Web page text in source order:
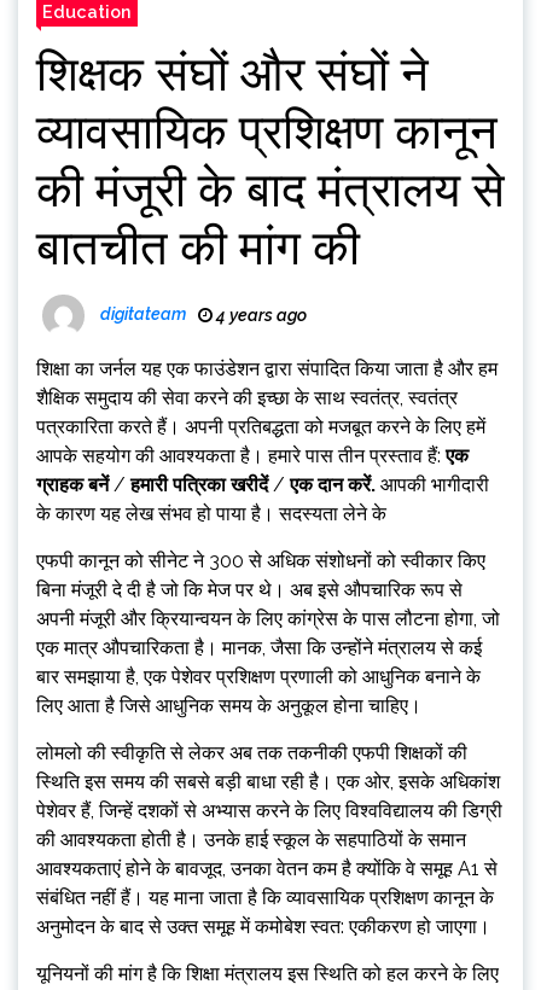
Education
शिक्षक संघों और संघों ने
व्यावसायिक प्रशिक्षण कानून
की मंजूरी के बाद मंत्रालय से
बातचीत की मांग की
digitateam 4 years ago
शिक्षा का जर्नल यह एक फाउंडेशन द्वारा संपादित किया जाता है और हम
शैक्षिक समुदाय की सेवा करने की इच्छा के साथ स्वतंत्र, स्वतंत्र
पत्रकारिता करते हैं। अपनी प्रतिबद्धता को मजबूत करने के लिए हमें
आपके सहयोग की आवश्यकता है। हमारे पास तीन प्रस्ताव हैं:एक
ग्राहक बनें/हमारी पत्रिका खरीदें/एक दान करें. आपकी भागीदारी
के कारण यह लेख संभव हो पाया है। सदस्यता लेने के
एफपी कानून को सीनेट ने 300 से अधिक संशोधनों को स्वीकार किए
बिना मंजूरी दे दी है जो कि मेज पर थे। अब इसे औपचारिक रूप से
अपनी मंजूरी और क्रियान्वयन के लिए कांग्रेस के पास लौटना होगा, जो
एक मात्र औपचारिकता है। मानक, जैसा कि उन्होंने मंत्रालय से कई
बार समझाया है, एक पेशेवर प्रशिक्षण प्रणाली को आधुनिक बनाने के
लिए आता है जिसे आधुनिक समय के अनुकूल होना चाहिए।
लोमलो की स्वीकृति से लेकर अब तक तकनीकी एफपी शिक्षकों की
स्थिति इस समय की सबसे बड़ी बाधा रही है। एक ओर, इसके अधिकांश
पेशेवर हैं, जिन्हें दशकों से अभ्यास करने के लिए विश्वविद्यालय की डिग्री
की आवश्यकता होती है। उनके हाई स्कूल के सहपाठियों के समान
आवश्यकताएं होने के बावजूद, उनका वेतन कम है क्योंकि वे समूह A1 से
संबंधित नहीं हैं। यह माना जाता है कि व्यावसायिक प्रशिक्षण कानून के
अनुमोदन के बाद से उक्त समूह में कमोबेश स्वत: एकीकरण हो जाएगा।
यूनियनों की मांग है कि शिक्षा मंत्रालय इस स्थिति को हल करने के लिए